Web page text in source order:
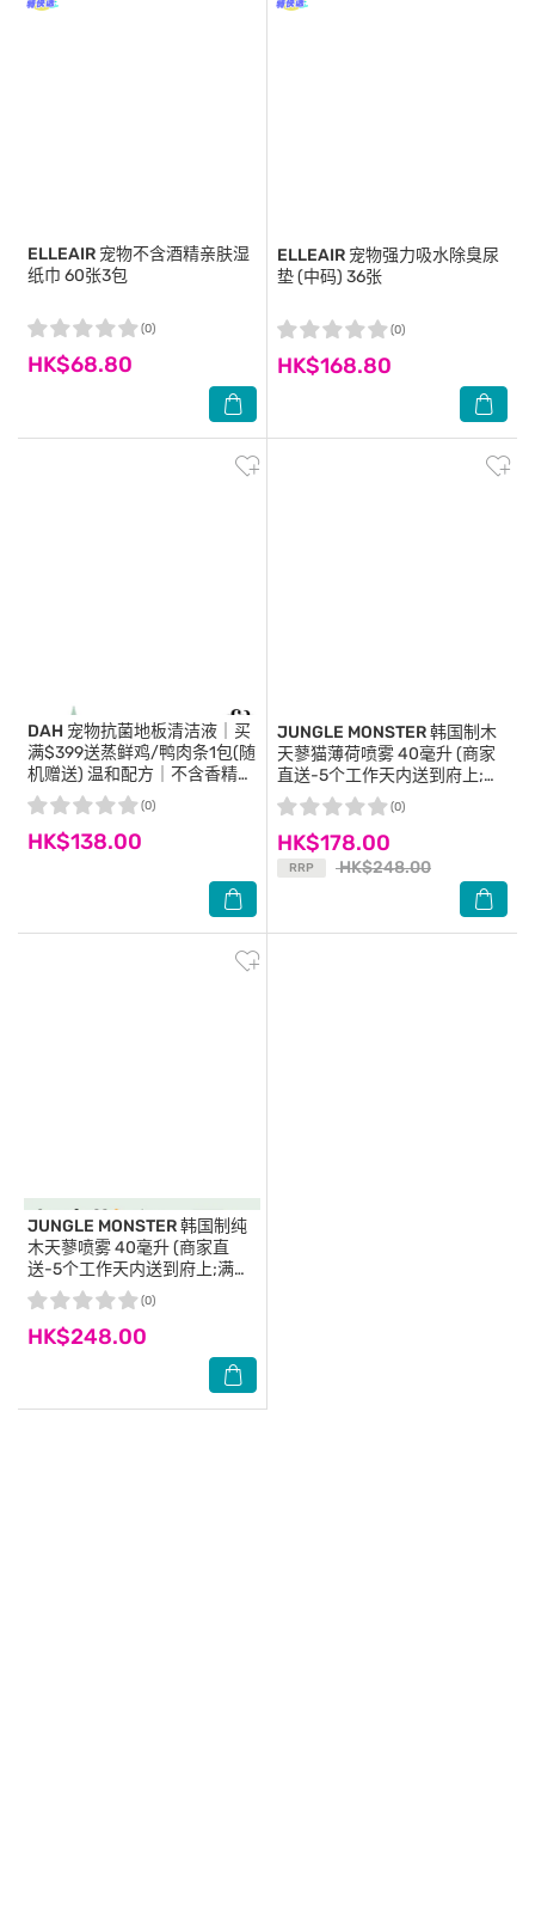
ELLEAIR 宠物不含酒精亲肤湿
纸巾 60张3包
HK$68.80
(0)
ELLEAIR 宠物强力吸水除臭尿
垫 (中码) 36张
HK$168.80
(0)
DAH 宠物抗菌地板清洁液｜买
满$399送蒸鲜鸡/鸭肉条1包(随
机赠送) 温和配方｜不含香精
WSDCG002(商家直送 - 5个工
作天内送到府上)
HK$138.00
(0)
JUNGLE MONSTER韩国制木
天蓼猫薄荷喷雾 40毫升 (商家
直送-5个工作天内送到府上;满
$500免运)
HK$178.00
RRP HK$248.00
(0)
JUNGLE MONSTER韩国制纯
木天蓼喷雾 40毫升 (商家直
送-5个工作天内送到府上;满
$500免运)
HK$248.00
(0)